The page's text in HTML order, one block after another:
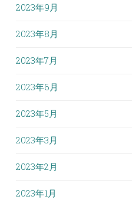
2023年9月
2023年8月
2023年7月
2023年6月
2023年5月
2023年3月
2023年2月
2023年1月